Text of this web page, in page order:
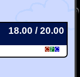
18.00 / 20.00